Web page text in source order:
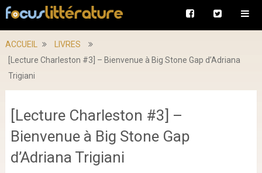
ACCUEIL
LIVRES
[Lecture Charleston #3] – Bienvenue à Big Stone Gap d’Adriana
Trigiani
[Lecture Charleston #3] –
Bienvenue à Big Stone Gap
d’Adriana Trigiani